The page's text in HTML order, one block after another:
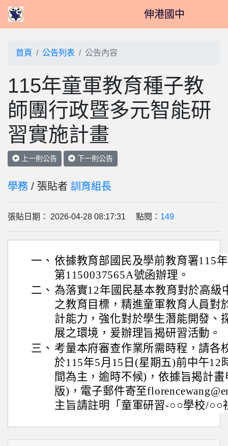
伸港國中
首頁 公告列表 公告內容
115年童軍教育種子教
師團行政暨多元智能研
習實施計畫
上一則公告 下一則公告
學務 / 張貼者 訓育組長
張貼日期： 2026-04-28 08:17:31 點閱： 149
一、 依據教育部國民及學前教育署115
第1150037565A號函辦理。
二、 為落實12年國民基本教育對於高級
之教育目標，精進童軍教育人員對
計能力，強化對於學生潛能開發、
展之環境，爰辦理旨揭研習活動。
三、 考量本府審查作業所需時程，請各
於115年5月15日(星期五)前中午12
間為主，逾時不候)，依據旨揭計
版)，電子郵件寄至
主旨請註明「童軍研習-○○學校/○○